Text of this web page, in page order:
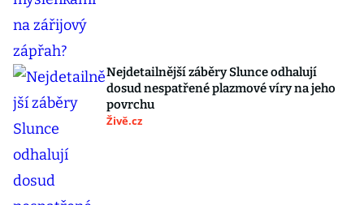
Nejdetailnější záběry Slunce odhalují
dosud nespatřené plazmové víry na jeho
povrchu
Živě.cz